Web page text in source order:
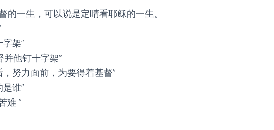
一生，可以说是定睛看耶稣的一生。
架”
他钉十字架”
努力面前，为要得着基督”
谁”
难 ”